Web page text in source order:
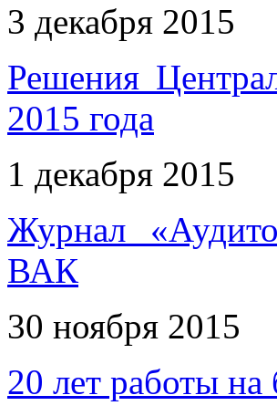
3 декабря 2015
Решения
2015 года
1 декабря 2015
Журнал
ВАК
30 ноября 2015
20 лет работы на